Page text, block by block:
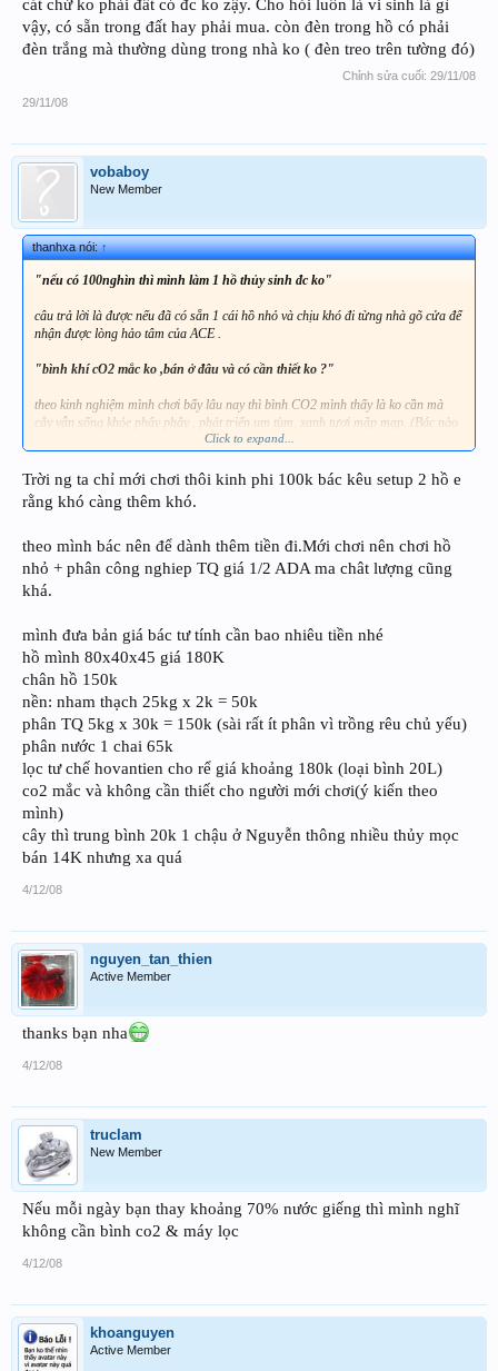
cát chứ ko phải đất có đc ko zậy. Cho hỏi luôn là vi sinh là gì
vậy, có sẵn trong đất hay phải mua. còn đèn trong hồ có phải
đèn trắng mà thường dùng trong nhà ko ( đèn treo trên tường đó)
Chỉnh sửa cuối: 29/11/08
29/11/08
vobaboy
New Member
thanhxa nói:↑
"nếu có 100nghìn thì mình làm 1 hồ thủy sinh đc ko"
câu trả lời là được nếu đã có sẵn 1 cái hồ nhỏ và chịu khó đi từng nhà gõ cửa để
nhận được lòng hảo tâm của ACE .
"bình khí cO2 mắc ko ,bán ở đâu và có cần thiết ko ?"
theo kinh nghiệm mình chơi bấy lâu nay thì bình CO2 mình thấy là ko cần mà
cây vẫn sống khỏe phây phây , phát triển um tùm, xanh tươi mập mạp. (Bác nào
ko tin có thể ghé nhà mình quan sát hén)
phân nền thì xài phân nào và nhiu tiền
Denerler . Những thứ này khi xài rồi sẽ ít khi phải lo lắng đến chuyện rêu hại tấn
công hơn những loại nền khác . Thời gian mới chơi tốt nhất bạn nên làm 2 hồ ,
một cái nền trộn , 1 cái nền công nghiệp , sau vài tháng bạn sẽ có kinh nghiệm
ngay thôi .
nền trộn.
busy rồi, chỉ nói được tới đây thôi . đấy chỉ là theo ý kiến của riêng mình thôi .
Click to expand...
Trời ng ta chỉ mới chơi thôi kinh phi 100k bác kêu setup 2 hồ e
rằng khó càng thêm khó.
theo mình bác nên để dành thêm tiền đi.Mới chơi nên chơi hồ
nhỏ + phân công nghiep TQ giá 1/2 ADA ma chât lượng cũng
khá.
mình đưa bản giá bác tư tính cần bao nhiêu tiền nhé
hồ mình 80x40x45 giá 180K
chân hồ 150k
nền: nham thạch 25kg x 2k = 50k
phân TQ 5kg x 30k = 150k (sài rất ít phân vì trồng rêu chủ yếu)
phân nước 1 chai 65k
lọc tư chế hovantien cho rể giá khoảng 180k (loại bình 20L)
co2 mắc và không cần thiết cho người mới chơi(ý kiến theo
mình)
cây thì trung bình 20k 1 chậu ở Nguyễn thông nhiều thủy mọc
bán 14K nhưng xa quá
4/12/08
nguyen_tan_thien
Active Member
thanks bạn nha
4/12/08
truclam
New Member
Nếu mỗi ngày bạn thay khoảng 70% nước giếng thì mình nghĩ
không cần bình co2 & máy lọc
4/12/08
khoanguyen
Active Member